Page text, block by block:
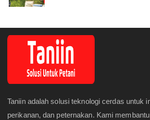
Taniin adalah solusi teknologi cerdas untuk
perikanan, dan peternakan. Kami